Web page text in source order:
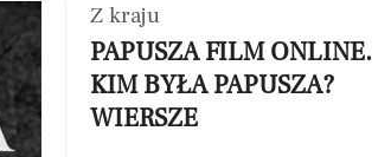
Z kraju
PAPUSZA FILM ONLINE.
KIM BYŁA PAPUSZA?
WIERSZE